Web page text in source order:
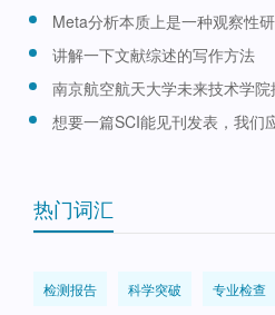
Meta分析本质上是一种观察性
讲解一下文献综述的写作方法
南京航空航天大学未来技术学院
想要一篇SCI能见刊发表，我们
热门词汇
检测报告 科学突破 专业检查